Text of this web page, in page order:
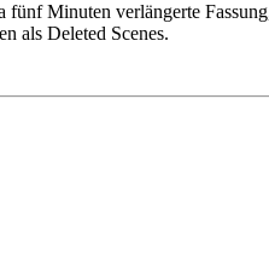
Minuten verlängerte
als Deleted Scenes.